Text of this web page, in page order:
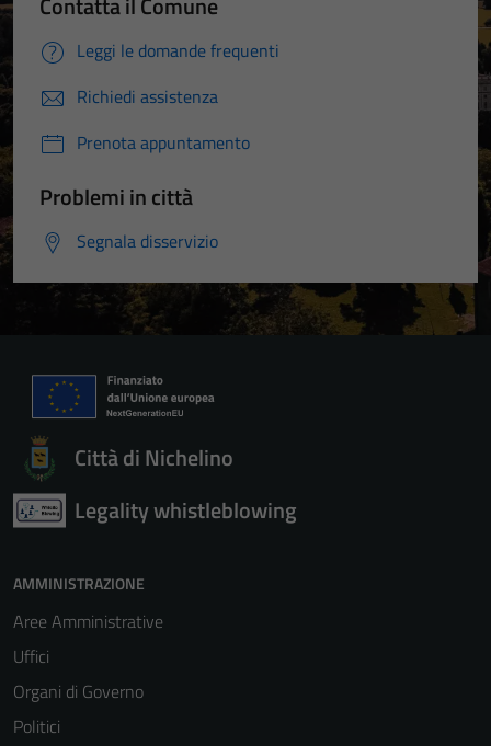
Leggi le domande frequenti
Richiedi assistenza
Prenota appuntamento
Problemi in città
Segnala disservizio
Città di Nichelino
Legality whistleblowing
AMMINISTRAZIONE
Aree Amministrative
Uffici
Organi di Governo
Politici